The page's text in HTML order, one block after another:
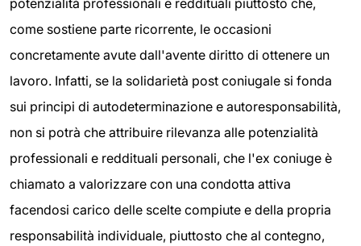
come sostiene parte ricorrente, le occasioni
concretamente avute dall'avente diritto di ottenere un
lavoro. Infatti, se la solidarietà post coniugale si fonda
sui principi di autodeterminazione e autoresponsabilità,
non si potrà che attribuire rilevanza alle potenzialità
professionali e reddituali personali, che l'ex coniuge è
chiamato a valorizzare con una condotta attiva
facendosi carico delle scelte compiute e della propria
responsabilità individuale, piuttosto che al contegno,